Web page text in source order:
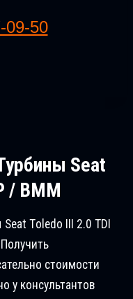
09-50
Seat
/ BMM
Tоledo III 2.0 TDI
стоимости
у консультантов